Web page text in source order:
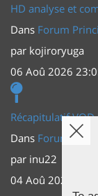
HD analyse et
Dans Forum
par kojiroryuga
06 Aoû 2026
Récapitulatif
Dans Forum
par inu22
04 Aoû 2026 20:30